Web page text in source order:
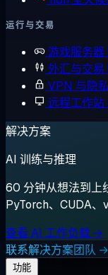
运行与交易
游戏服务器
外汇与交易
VPN 与隐私
远程工作站
解决方案
AI 训练与推理
60 分钟从想法到上
PyTorch、CUDA、
查看 AI 工作负载 →
联系解决方案团队 →